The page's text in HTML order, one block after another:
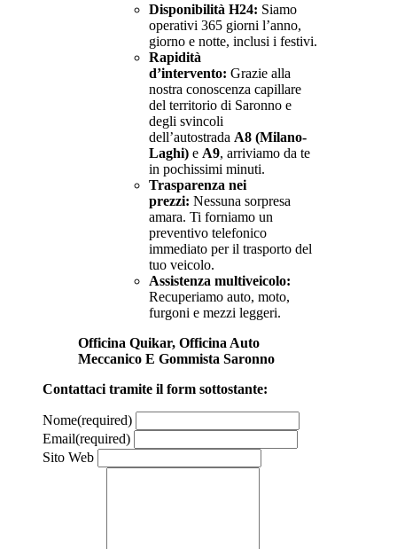
Disponibilità H24: Siamo
operativi 365 giorni l’anno,
giorno e notte, inclusi i festivi.
Rapidità
d’intervento: Grazie alla
nostra conoscenza capillare
del territorio di Saronno e
degli svincoli
dell’autostrada A8 (Milano-
Laghi) e A9, arriviamo da te
in pochissimi minuti.
Trasparenza nei
prezzi: Nessuna sorpresa
amara. Ti forniamo un
preventivo telefonico
immediato per il trasporto del
tuo veicolo.
Assistenza multiveicolo:
Recuperiamo auto, moto,
furgoni e mezzi leggeri.
Officina Quikar, Officina Auto
Meccanico E Gommista Saronno
Contattaci tramite il form sottostante:
Nome(required)
Email(required)
Sito Web